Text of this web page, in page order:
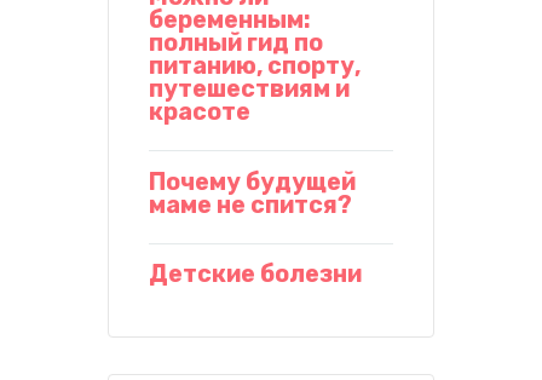
беременным:
полный гид по
питанию, спорту,
путешествиям и
красоте
Почему будущей
маме не спится?
Детские болезни